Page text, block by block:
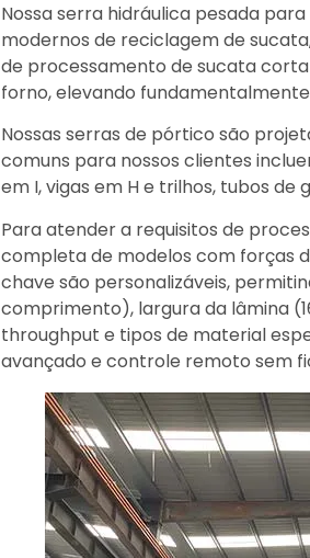
Nossa serra hidráulica pesada
modernos de reciclagem de
de processamento de sucata
forno, elevando
Nossas serras de pórtico são
comuns para nossos clientes
em I, vigas em H e trilhos, tubos
Para atender a requisitos de
completa de modelos com forças
chave são personalizáveis,
comprimento), largura da lâmina
throughput e tipos de material
avançado e controle remoto sem